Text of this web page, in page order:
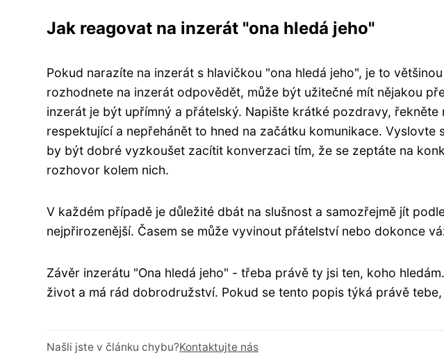
Jak reagovat na inzerát "ona hledá jeho"
Pokud narazíte na inzerát s hlavičkou "ona hledá jeho", je to
rozhodnete na inzerát odpovědět, může být užitečné mít nějakou
inzerát je být upřímný a přátelský. Napište krátké pozdravy,
respektující a nepřehánět to hned na začátku komunikace.
by být dobré vyzkoušet zacítit konverzaci tím, že se zeptáte na
rozhovor kolem nich.
V každém případě je důležité dbát na slušnost a samozřejmě jít
nejpřirozenější. Časem se může vyvinout přátelství nebo dokonce
Závěr inzerátu "Ona hledá jeho" - třeba právě ty jsi ten, koho
život a má rád dobrodružství. Pokud se tento popis týká právě
Našli jste v článku chybu?Kontaktujte nás